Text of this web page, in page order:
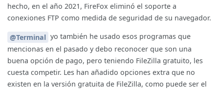
hecho, en el año 2021, FireFox eliminó el soporte a
conexiones FTP como medida de seguridad de su navegador.
@Terminal yo también he usado esos programas que
mencionas en el pasado y debo reconocer que son una
buena opción de pago, pero teniendo FileZilla gratuito, les
cuesta competir. Les han añadido opciones extra que no
existen en la versión gratuita de FileZilla, como puede ser el